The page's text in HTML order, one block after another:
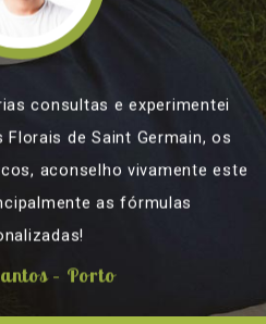
consultas e experimentei
de Saint Germain, os
aconselho vivamente este
as fórmulas
– Porto